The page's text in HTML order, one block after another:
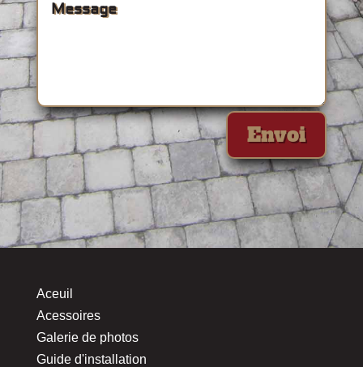
Envoi
Aceuil
Acessoires
Galerie de photos
Guide d'installation